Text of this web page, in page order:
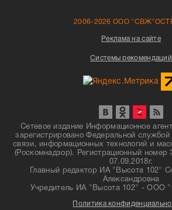
2006-2026 ООО
Реклама на сайте
Системы рекомендаций
Сетевое издание Информационное
зарегистрировано Федеральной
связи, информационных технологий и
(Роскомнадзор). Регистрационный
07.09.2018г.
Главный редактор ИА "Высота 102"
Александровна
Учредитель ИА "Высота 102" -
Политика